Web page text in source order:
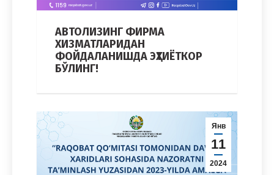
АВТОЛИЗИНГ ФИРМА
ХИЗМАТЛАРИДАН
ФОЙДАЛАНИШДА ЭҲТИЁТКОР
БЎЛИНГ!
Янв
11
2024